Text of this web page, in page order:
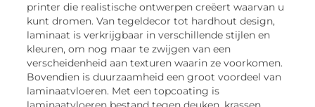
printer die realistische ontwerpen creëert waarvan u
kunt dromen. Van tegeldecor tot hardhout design,
laminaat is verkrijgbaar in verschillende stijlen en
kleuren, om nog maar te zwijgen van een
verscheidenheid aan texturen waarin ze voorkomen.
Bovendien is duurzaamheid een groot voordeel van
laminaatvloeren. Met een topcoating is